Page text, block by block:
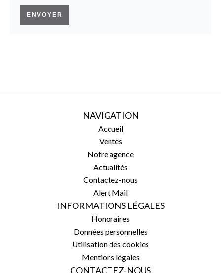
ENVOYER
NAVIGATION
Accueil
Ventes
Notre agence
Actualités
Contactez-nous
Alert Mail
INFORMATIONS LÉGALES
Honoraires
Données personnelles
Utilisation des cookies
Mentions légales
CONTACTEZ-NOUS